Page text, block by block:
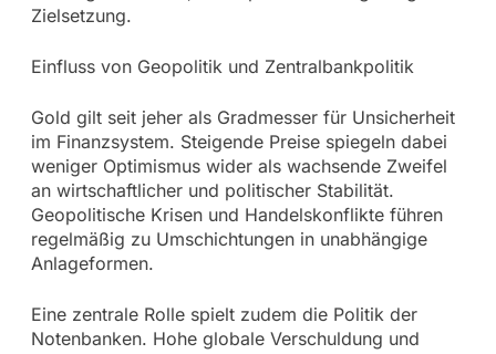
Zielsetzung.
Einfluss von Geopolitik und Zentralbankpolitik
Gold gilt seit jeher als Gradmesser für Unsicherheit
im Finanzsystem. Steigende Preise spiegeln dabei
weniger Optimismus wider als wachsende Zweifel
an wirtschaftlicher und politischer Stabilität.
Geopolitische Krisen und Handelskonflikte führen
regelmäßig zu Umschichtungen in unabhängige
Anlageformen.
Eine zentrale Rolle spielt zudem die Politik der
Notenbanken. Hohe globale Verschuldung und